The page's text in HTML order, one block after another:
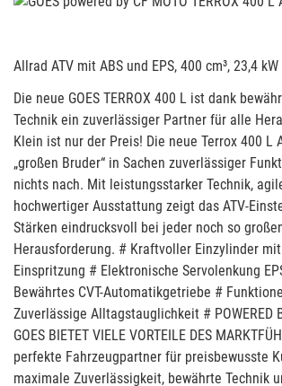
Allrad ATV mit ABS und EPS, 400 cm³, 23,4 kW
Die neue GOES TERROX 400 L ist dank
Technik ein zuverlässiger Partner für alle
Klein ist nur der Preis! Die neue Terrox 400 L
„großen Bruder“ in Sachen zuverlässiger
nichts nach. Mit leistungsstarker Technik,
hochwertiger Ausstattung zeigt das ATV-
Stärken eindrucksvoll bei jeder noch so
Herausforderung. # Kraftvoller Einzylinder
Einspritzung # Elektronische Servolenkung
Bewährtes CVT-Automatikgetriebe #
Zuverlässige Alltagstauglichkeit # POWERED
GOES BIETET VIELE VORTEILE DES
perfekte Fahrzeugpartner für preisbewusste
maximale Zuverlässigkeit, bewährte Technik